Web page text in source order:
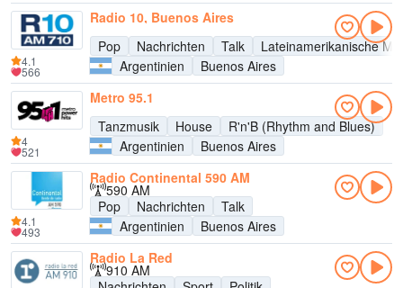
Radio 10, Buenos Aires
Pop
Nachrichten Talk
Lateinamerikanische
Argentinien
Buenos Aires
4.1
566
Metro 95.1
Tanzmusik
House
R'n'B (Rhythm and Blues)
Argentinien
Buenos Aires
4
521
Radio Continental 590 AM
590 AM
Pop
Nachrichten
Talk
Argentinien
Buenos Aires
4.1
493
Radio La Red
910 AM